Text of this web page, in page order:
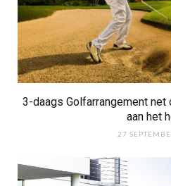
3-daags Golfarrangement
aan het
27